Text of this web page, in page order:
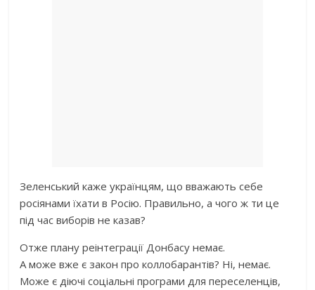
Зеленський каже українцям, що вважають себе
росіянами їхати в Росію. Правильно, а чого ж ти це
під час виборів не казав?
Отже плану реінтеграції Донбасу немає.
А може вже є закон про коллобарантів? Ні, немає.
Може є діючі соціальні програми для переселенців,